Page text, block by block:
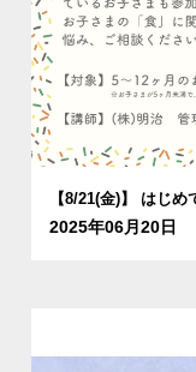
【8/21(金)】 はじめ
2025年06月20日